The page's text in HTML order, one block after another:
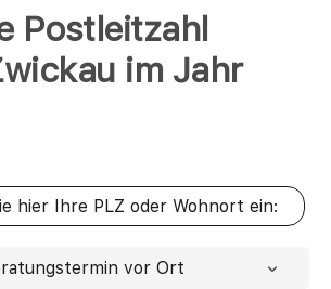
Postleitzahl
im Jahr
vor Ort